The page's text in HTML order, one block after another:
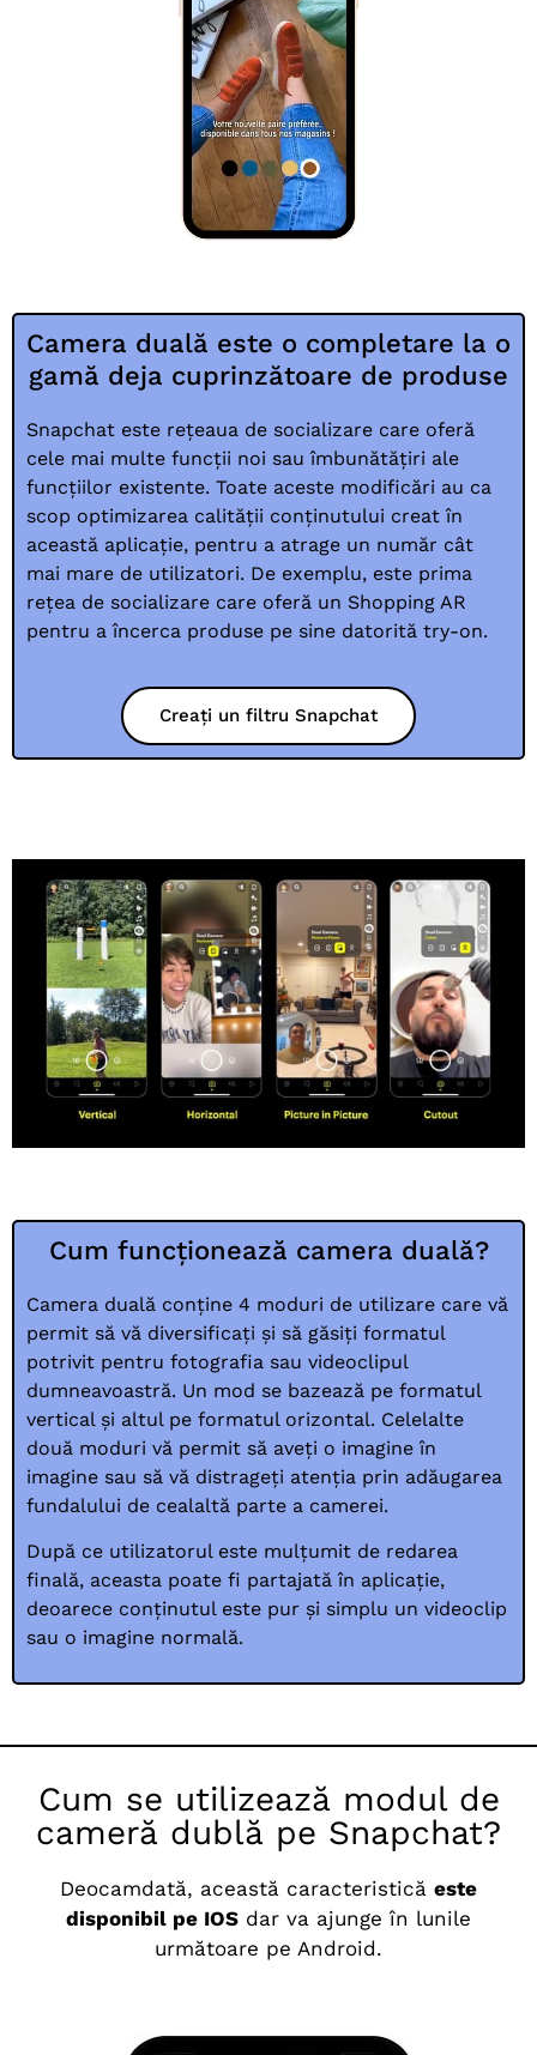
Camera duală este o completare la o
gamă deja cuprinzătoare de produse
Snapchat este rețeaua de socializare care oferă
cele mai multe funcții noi sau îmbunătățiri ale
funcțiilor existente. Toate aceste modificări au ca
scop optimizarea calității conținutului creat în
această aplicație, pentru a atrage un număr cât
mai mare de utilizatori. De exemplu, este prima
rețea de socializare care oferă un Shopping AR
pentru a încerca produse pe sine datorită try-on.
Creați un filtru Snapchat
Cum funcționează camera duală?
Camera duală conține 4 moduri de utilizare care vă
permit să vă diversificați și să găsiți formatul
potrivit pentru fotografia sau videoclipul
dumneavoastră. Un mod se bazează pe formatul
vertical și altul pe formatul orizontal. Celelalte
două moduri vă permit să aveți o imagine în
imagine sau să vă distrageți atenția prin adăugarea
fundalului de cealaltă parte a camerei.
După ce utilizatorul este mulțumit de redarea
finală, aceasta poate fi partajată în aplicație,
deoarece conținutul este pur și simplu un videoclip
sau o imagine normală.
Cum se utilizează modul de
cameră dublă pe Snapchat?
Deocamdată, această caracteristică este
disponibil pe IOS dar va ajunge în lunile
următoare pe Android.